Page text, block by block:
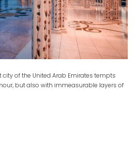
of the United Arab Emirates tempts
but also with immeasurable layers of